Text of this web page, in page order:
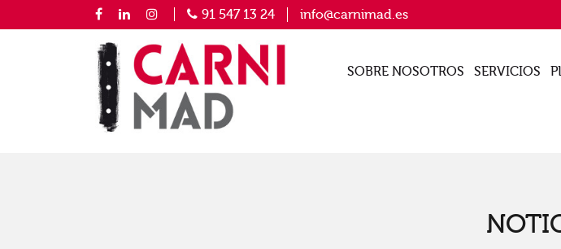
91 547 13 24 info@carnimad.es
SOBRE NOSOTROS SERVICIOS